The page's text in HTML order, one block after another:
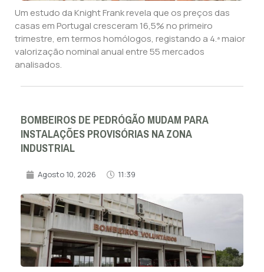
Um estudo da Knight Frank revela que os preços das
casas em Portugal cresceram 16,5% no primeiro
trimestre, em termos homólogos, registando a 4.ª maior
valorização nominal anual entre 55 mercados
analisados.
BOMBEIROS DE PEDRÓGÃO MUDAM PARA
INSTALAÇÕES PROVISÓRIAS NA ZONA
INDUSTRIAL
Agosto 10, 2026 11:39